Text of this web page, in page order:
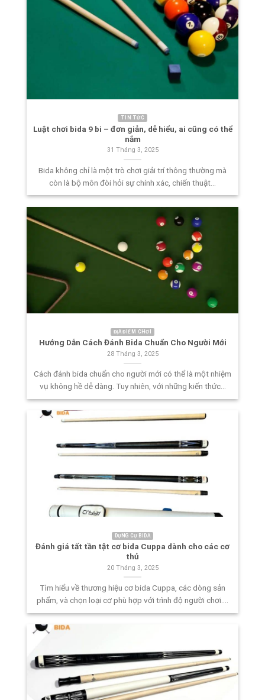
TIN TỨC
Luật chơi bida 9 bi – đơn giản, dễ hiểu, ai cũng có thể
nắm
31 Tháng 3, 2025
Bida không chỉ là một trò chơi giải trí thông thường mà
còn là bộ môn đòi hỏi sự chính xác, chiến thuật...
ĐỊA ĐIỂM CHƠI
Hướng Dẫn Cách Đánh Bida Chuẩn Cho Người Mới
28 Tháng 3, 2025
Cách đánh bida chuẩn cho người mới có thể là một nhiệm
vụ không hề dễ dàng. Tuy nhiên, với những kiến thức...
DỤNG CỤ BIDA
Đánh giá tất tần tật cơ bida Cuppa dành cho các cơ
thủ
20 Tháng 3, 2025
Tìm hiểu về thương hiệu cơ bida Cuppa, các dòng sản
phẩm, và chọn loại cơ phù hợp với trình độ người chơi....